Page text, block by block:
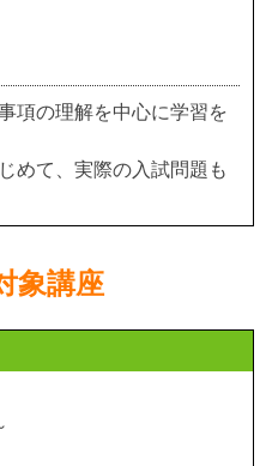
項の理解を中心に学習を
めて、実際の入試問題も
象講座